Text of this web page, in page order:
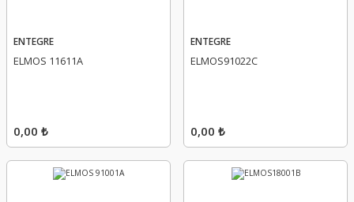
ENTEGRE
ELMOS 11611A
0,00 ₺
ENTEGRE
ELMOS91022C
0,00 ₺